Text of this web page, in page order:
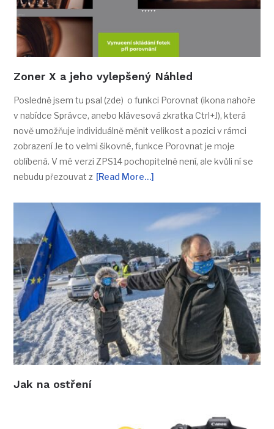
Zoner X a jeho vylepšený Náhled
Posledně jsem tu psal (zde) o funkci Porovnat (ikona nahoře
v nabídce Správce, anebo klávesová zkratka Ctrl+J), která
nově umožňuje individuálně měnit velikost a pozici v rámci
zobrazení Je to velmi šikovné, funkce Porovnat je moje
oblíbená. V mé verzi ZPS14 pochopitelně není, ale kvůli ní se
nebudu přezouvat z [Read More…]
Jak na ostření